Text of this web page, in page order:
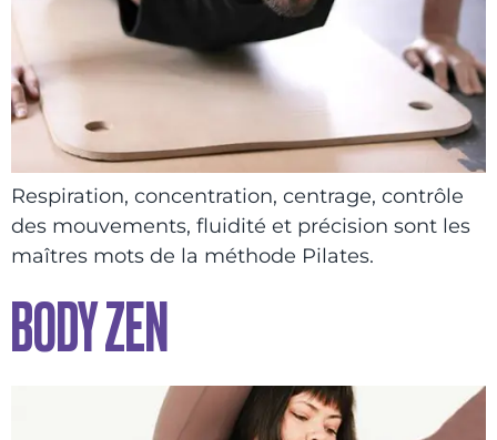
Respiration, concentration, centrage, contrôle
des mouvements, fluidité et précision sont les
maîtres mots de la méthode Pilates.
BODY ZEN